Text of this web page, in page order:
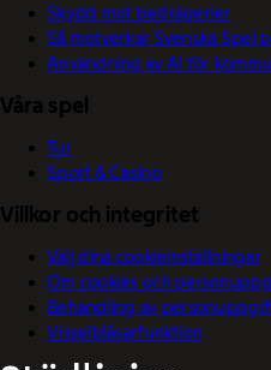
Skydd mot bedrägerier
Så motverkar Svenska Spel
Användning av AI för
Våra spel
Tur
Sport & Casino
Villkor och integritet
Välj dina cookieinställningar
Om cookies och
Behandling av
Visselblåsarfunktion